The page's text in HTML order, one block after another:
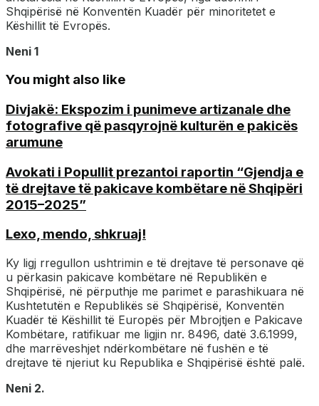
Shqipërisë në Konventën Kuadër për minoritetet e
Këshillit të Evropës.
Neni 1
You might also like
Divjakë: Ekspozim i punimeve artizanale dhe
fotografive që pasqyrojnë kulturën e pakicës
arumune
Avokati i Popullit prezantoi raportin “Gjendja e
të drejtave të pakicave kombëtare në Shqipëri
2015–2025”
Lexo, mendo, shkruaj!
Ky ligj rregullon ushtrimin e të drejtave të personave që
u përkasin pakicave kombëtare në Republikën e
Shqipërisë, në përputhje me parimet e parashikuara në
Kushtetutën e Republikës së Shqipërisë, Konventën
Kuadër të Këshillit të Europës për Mbrojtjen e Pakicave
Kombëtare, ratifikuar me ligjin nr. 8496, datë 3.6.1999,
dhe marrëveshjet ndërkombëtare në fushën e të
drejtave të njeriut ku Republika e Shqipërisë është palë.
Neni 2.